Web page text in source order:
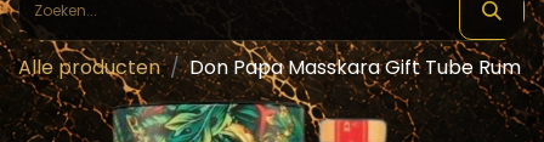
Alle producten Don Papa Masskara Gift Tube Rum